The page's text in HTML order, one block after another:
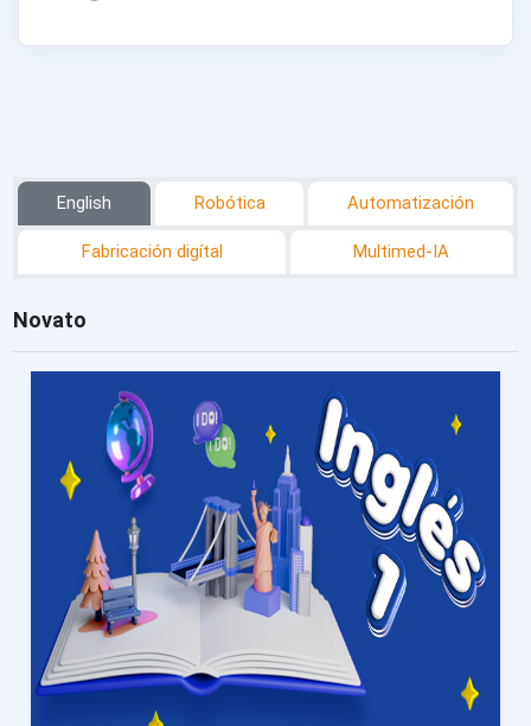
English Robótica Automatización
Fabricación digítal Multimed-IA
Novato